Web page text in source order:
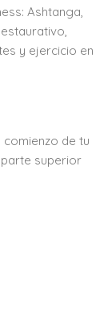
Ashtanga,
y ejercicio en
comienzo de tu
superior